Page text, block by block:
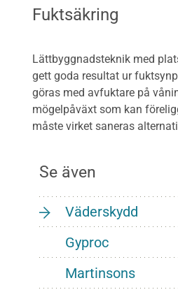
Fuktsäkring
Lättbyggnadsteknik med
gett goda resultat ur
göras med avfuktare på
mögelpåväxt som kan
måste virket saneras
Se även
Väderskydd
Gyproc
Martinsons